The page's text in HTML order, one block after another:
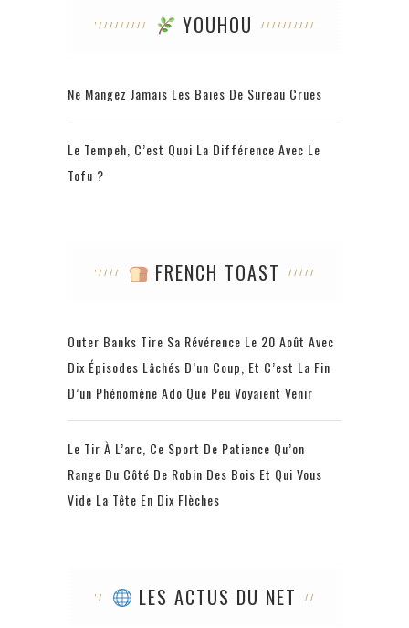
YOUHOU
Ne Mangez Jamais Les Baies De Sureau Crues
Le Tempeh, C’est Quoi La Différence Avec Le
Tofu ?
FRENCH TOAST
Outer Banks Tire Sa Révérence Le 20 Août Avec
Dix Épisodes Lâchés D’un Coup, Et C’est La Fin
D’un Phénomène Ado Que Peu Voyaient Venir
Le Tir À L’arc, Ce Sport De Patience Qu’on
Range Du Côté De Robin Des Bois Et Qui Vous
Vide La Tête En Dix Flèches
LES ACTUS DU NET